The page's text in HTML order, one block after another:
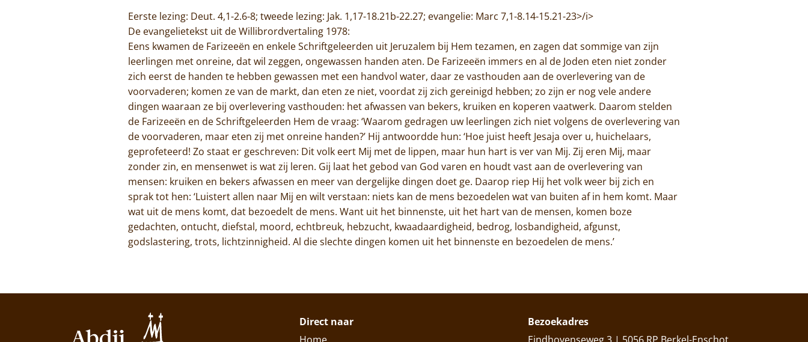
Eerste lezing: Deut. 4,1-2.6-8; tweede lezing: Jak. 1,17-18.21b-22.27; evangelie: Marc 7,1-8.14-15.21-23>/i>
De evangelietekst uit de Willibrordvertaling 1978:
Eens kwamen de Farizeeën en enkele Schriftgeleerden uit Jeruzalem bij Hem tezamen, en zagen dat sommige van zijn
leerlingen met onreine, dat wil zeggen, ongewassen handen aten. De Farizeeën immers en al de Joden eten niet zonder
zich eerst de handen te hebben gewassen met een handvol water, daar ze vasthouden aan de overlevering van de
voorvaderen; komen ze van de markt, dan eten ze niet, voordat zij zich gereinigd hebben; zo zijn er nog vele andere
dingen waaraan ze bij overlevering vasthouden: het afwassen van bekers, kruiken en koperen vaatwerk. Daarom stelden
de Farizeeën en de Schriftgeleerden Hem de vraag: ‘Waarom gedragen uw leerlingen zich niet volgens de overlevering van
de voorvaderen, maar eten zij met onreine handen?’ Hij antwoordde hun: ‘Hoe juist heeft Jesaja over u, huichelaars,
geprofeteerd! Zo staat er geschreven: Dit volk eert Mij met de lippen, maar hun hart is ver van Mij. Zij eren Mij, maar
zonder zin, en mensenwet is wat zij leren. Gij laat het gebod van God varen en houdt vast aan de overlevering van
mensen: kruiken en bekers afwassen en meer van dergelijke dingen doet ge. Daarop riep Hij het volk weer bij zich en
sprak tot hen: ‘Luistert allen naar Mij en wilt verstaan: niets kan de mens bezoedelen wat van buiten af in hem komt. Maar
wat uit de mens komt, dat bezoedelt de mens. Want uit het binnenste, uit het hart van de mensen, komen boze
gedachten, ontucht, diefstal, moord, echtbreuk, hebzucht, kwaadaardigheid, bedrog, losbandigheid, afgunst,
godslastering, trots, lichtzinnigheid. Al die slechte dingen komen uit het binnenste en bezoedelen de mens.’
Direct naar
Bezoekadres